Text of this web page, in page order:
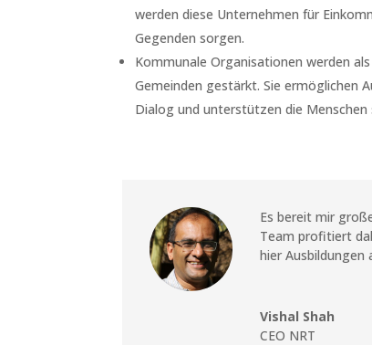
werden diese Unternehmen für
Gegenden sorgen.
Kommunale Organisationen werden
Gemeinden gestärkt. Sie ermöglichen
Dialog und unterstützen die
Es bereit mir
Team profitiert
hier Ausbildungen
Vishal Shah
CEO NRT